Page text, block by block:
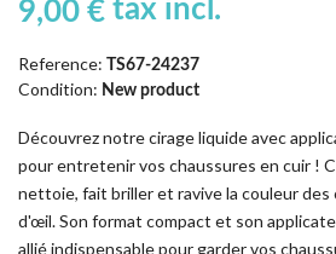
9,00 € tax incl.
Reference: TS67-24237
Condition: New product
Découvrez notre cirage liquide avec
pour entretenir vos chaussures en cuir !
nettoie, fait briller et ravive la couleur des
d'œil. Son format compact et son
allié indispensable pour garder vos